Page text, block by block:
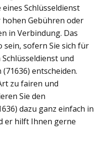
Schlüsseldienst
hohen Gebühren oder
in Verbindung. Das
sein, sofern Sie sich für
und
entscheiden.
zu fairen und
Sie den
dazu ganz einfach in
er hilft Ihnen gerne